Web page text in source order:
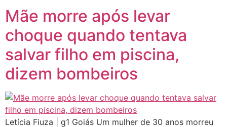
Mãe morre após levar
choque quando tentava
salvar filho em piscina,
dizem bombeiros
Letícia Fiuza | g1 Goiás Um mulher de 30 anos morreu